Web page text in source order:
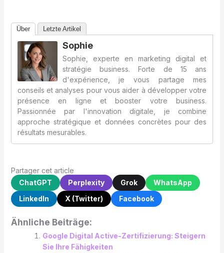
Über Letzte Artikel
Sophie
Sophie, experte en marketing digital et
stratégie business. Forte de 15 ans
d'expérience, je vous partage mes
conseils et analyses pour vous aider à développer votre
présence en ligne et booster votre business.
Passionnée par l'innovation digitale, je combine
approche stratégique et données concrètes pour des
résultats mesurables.
Partager cet article
ChatGPT
Perplexity Grok
WhatsApp
LinkedIn
X (Twitter) Facebook
Ähnliche Beiträge:
Google Digital Active-Zertifizierung: Steigern
Sie Ihre Fähigkeiten